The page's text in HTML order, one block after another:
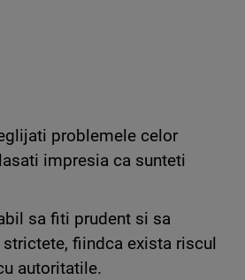
problemele celor
impresia ca sunteti
sa fiti prudent si sa
fiindca exista riscul
autoritatile.